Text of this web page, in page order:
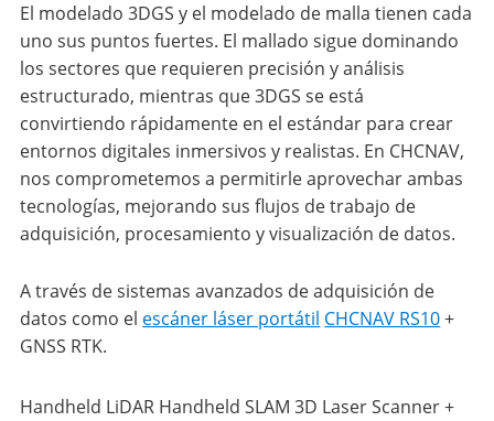
El modelado 3DGS y el modelado de malla tienen cada
uno sus puntos fuertes. El mallado sigue dominando
los sectores que requieren precisión y análisis
estructurado, mientras que 3DGS se está
convirtiendo rápidamente en el estándar para crear
entornos digitales inmersivos y realistas. En CHCNAV,
nos comprometemos a permitirle aprovechar ambas
tecnologías, mejorando sus flujos de trabajo de
adquisición, procesamiento y visualización de datos.
A través de sistemas avanzados de adquisición de
datos como el escáner láser portátil CHCNAV RS10+
GNSS RTK.
Handheld LiDAR Handheld SLAM 3D Laser Scanner +